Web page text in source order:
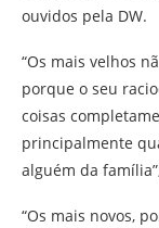
ouvidos pela DW.
“Os mais velhos
porque o seu
coisas
principalmente
alguém da
“Os mais novos,